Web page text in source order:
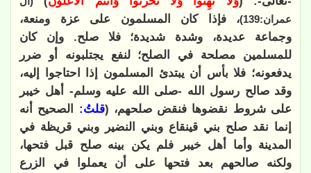
عمران:139)
، فإذا كان المسلمون على عزة ومنعة،
وجماعة عديدة، وشدة شديدة؛ فلا صلح. وإن كان
للمسلمين مصلحة في الصلح؛ لنفع يجتلبونه أو ضرر
يدفعونه؛ فلا بأس أن يبتدئ المسلمون إذا احتاجوا إليه،
وقد صالح رسول الله -صلى الله عليه وسلم- أهل خيبر
على شروط نقضوها فنقض صلحهم، (قلتُ: الصحيح أنه
إنما نقد صلح بني قينقاع وبني النضير وبني قريظة في
المدينة وأما أهل خيبر فلم يكن بينه صلح قبل فتحها،
ولكنه صالحهم بعد فتحها على أن يعملوا في الزرع